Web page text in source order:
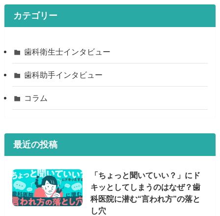
カテゴリー
歯科衛生士インタビュー
歯科助手インタビュー
コラム
最近の投稿
「ちょっと聞いていい？」にド
キッとしてしまうのはなぜ？歯
科医院に潜む“言われ方”の落と
し穴